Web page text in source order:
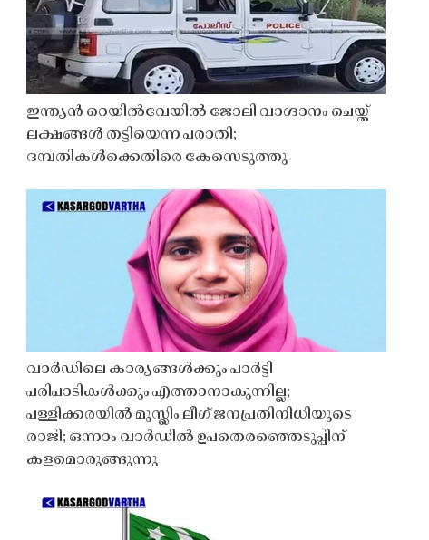
ഇന്ത്യൻ റെയിൽവേയിൽ ജോലി വാഗ്ദാനം ചെയ്ത്
ലക്ഷങ്ങൾ തട്ടിയെന്ന പരാതി;
ദമ്പതികൾക്കെതിരെ കേസെടുത്തു
വാർഡിലെ കാര്യങ്ങൾക്കും പാർട്ടി
പരിപാടികൾക്കും എത്താനാകുന്നില്ല;
പള്ളിക്കരയിൽ മുസ്ലിം ലീഗ് ജനപ്രതിനിധിയുടെ
രാജി; ഒന്നാം വാർഡിൽ ഉപതെരഞ്ഞെടുപ്പിന്
കളമൊരുങ്ങുന്നു